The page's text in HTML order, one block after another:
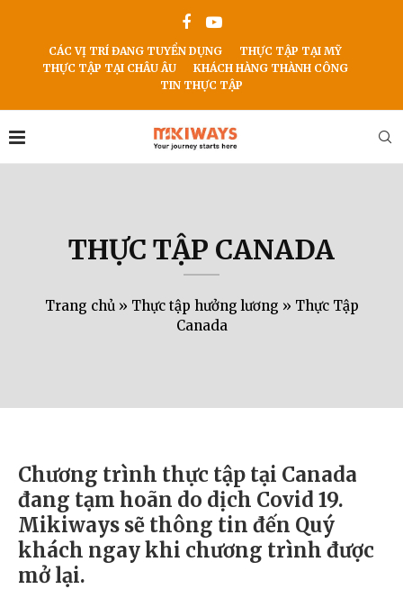
CÁC VỊ TRÍ ĐANG TUYỂN DỤNG
THỰC TẬP TẠI MỸ
THỰC TẬP TẠI CHÂU ÂU
KHÁCH HÀNG THÀNH CÔNG
TIN THỰC TẬP
THỰC TẬP CANADA
Trang chủ» Thực tập hưởng lương » Thực Tập
Canada
Chương trình thực tập tại Canada
đang tạm hoãn do dịch Covid 19.
Mikiways sẽ thông tin đến Quý
khách ngay khi chương trình được
mở lại.